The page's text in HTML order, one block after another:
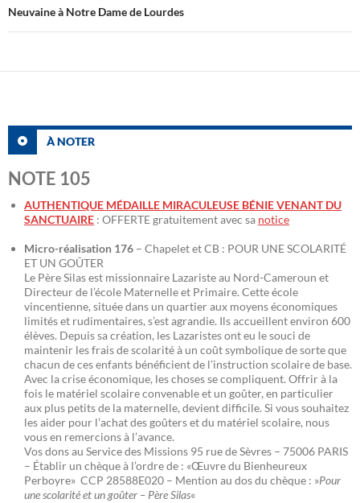
Neuvaine à Notre Dame de Lourdes
À NOTER
NOTE 105
AUTHENTIQUE MÉDAILLE MIRACULEUSE BÉNIE VENANT DU
SANCTUAIRE : OFFERTE gratuitement avec sa notice
Micro-réalisation 176 – Chapelet et CB : POUR UNE SCOLARITÉ
ET UN GOÛTER
Le Père Silas est missionnaire Lazariste au Nord-Cameroun et
Directeur de l’école Maternelle et Primaire. Cette école
vincentienne, située dans un quartier aux moyens économiques
limités et rudimentaires, s’est agrandie. Ils accueillent environ 600
élèves. Depuis sa création, les Lazaristes ont eu le souci de
maintenir les frais de scolarité à un coût symbolique de sorte que
chacun de ces enfants bénéficient de l’instruction scolaire de base.
Avec la crise économique, les choses se compliquent. Offrir à la
fois le matériel scolaire convenable et un goûter, en particulier
aux plus petits de la maternelle, devient difficile. Si vous souhaitez
les aider pour l’achat des goûters et du matériel scolaire, nous
vous en remercions à l’avance.
Vos dons au Service des Missions 95 rue de Sèvres – 75006 PARIS
– Établir un chèque à l’ordre de : «Œuvre du Bienheureux
Perboyre» CCP 28588E020 – Mention au dos du chèque : »Pour
une scolarité et un goûter – Père Silas«